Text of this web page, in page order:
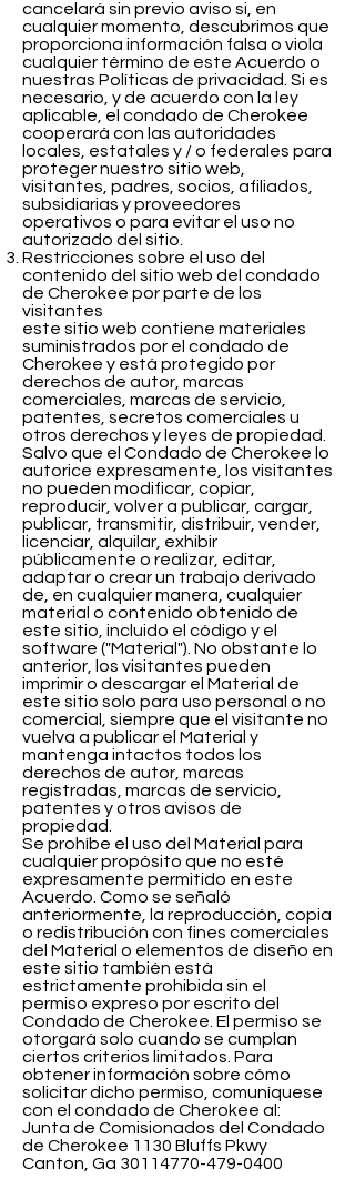
cancelará sin previo aviso si, en
cualquier momento, descubrimos que
proporciona información falsa o viola
cualquier término de este Acuerdo o
nuestras Políticas de privacidad. Si es
necesario, y de acuerdo con la ley
aplicable, el condado de Cherokee
cooperará con las autoridades
locales, estatales y / o federales para
proteger nuestro sitio web,
visitantes, padres, socios, afiliados,
subsidiarias y proveedores
operativos o para evitar el uso no
autorizado del sitio.
Restricciones sobre el uso del
contenido del sitio web del condado
de Cherokee por parte de los
visitantes
este sitio web contiene materiales
suministrados por el condado de
Cherokee y está protegido por
derechos de autor, marcas
comerciales, marcas de servicio,
patentes, secretos comerciales u
otros derechos y leyes de propiedad.
Salvo que el Condado de Cherokee lo
autorice expresamente, los visitantes
no pueden modificar, copiar,
reproducir, volver a publicar, cargar,
publicar, transmitir, distribuir, vender,
licenciar, alquilar, exhibir
públicamente o realizar, editar,
adaptar o crear un trabajo derivado
de, en cualquier manera, cualquier
material o contenido obtenido de
este sitio, incluido el código y el
software ("Material"). No obstante lo
anterior, los visitantes pueden
imprimir o descargar el Material de
este sitio solo para uso personal o no
comercial, siempre que el visitante no
vuelva a publicar el Material y
mantenga intactos todos los
derechos de autor, marcas
registradas, marcas de servicio,
patentes y otros avisos de
propiedad.
Se prohíbe el uso del Material para
cualquier propósito que no esté
expresamente permitido en este
Acuerdo. Como se señaló
anteriormente, la reproducción, copia
o redistribución con fines comerciales
del Material o elementos de diseño en
este sitio también está
estrictamente prohibida sin el
permiso expreso por escrito del
Condado de Cherokee. El permiso se
otorgará solo cuando se cumplan
ciertos criterios limitados. Para
obtener información sobre cómo
solicitar dicho permiso, comuníquese
con el condado de Cherokee al:
Junta de Comisionados del Condado
de Cherokee 1130 Bluffs Pkwy
Canton, Ga 30114770-479-0400